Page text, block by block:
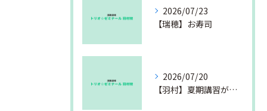
2026/07/23
【瑞穂】お寿司
2026/07/20
【羽村】夏期講習が始まりました